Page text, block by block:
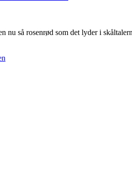
nu så rosenrød som det lyder i